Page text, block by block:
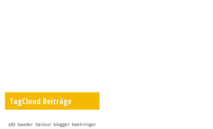
TagCloud Beiträge
afd baader bailout blogger boehringer